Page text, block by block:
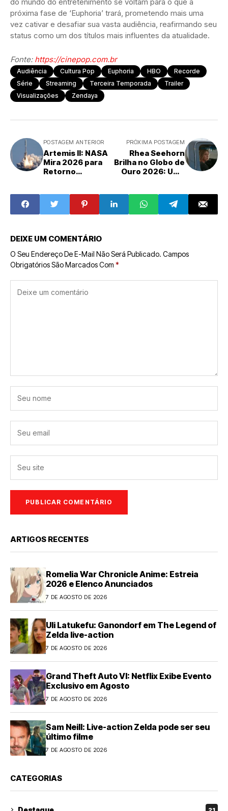
próxima fase de ‘Euphoria’ trará, prometendo mais uma
vez cativar e desafiar sua vasta audiência, reafirmando seu
status como um dos títulos mais influentes da atualidade.
Fonte: https://cinepop.com.br
Audiência Cultura Pop Euphoria HBO
Recorde
Série
Streaming Terceira Temporada
Trailer
Visualizações
Zendaya
POSTAGEM ANTERIOR
Artemis II: NASA
Mira 2026 para
Retorno
Lunar
PRÓXIMA POSTAGEM
Rhea Seehorn
Brilha no Globo de
Ouro 2026: Uma
Reconhecimento
Tardio
DEIXE UM COMENTÁRIO
O Seu Endereço De E-Mail Não Será Publicado. Campos
Obrigatórios São Marcados Com *
ARTIGOS RECENTES
Romelia War Chronicle Anime: Estreia
2026 e Elenco Anunciados
7 DE AGOSTO DE 2026
Uli Latukefu: Ganondorf em The Legend of
Zelda live-action
7 DE AGOSTO DE 2026
Grand Theft Auto VI: Netflix Exibe Evento
Exclusivo em Agosto
7 DE AGOSTO DE 2026
Sam Neill: Live-action Zelda pode ser seu
último filme
7 DE AGOSTO DE 2026
CATEGORIAS